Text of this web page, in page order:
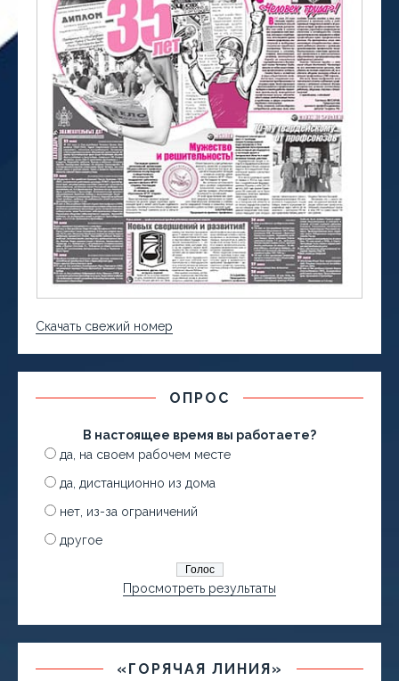
Скачать свежий номер
ОПРОС
В настоящее время вы работаете?
да, на своем рабочем месте
да, дистанционно из дома
нет, из-за ограничений
другое
Просмотреть результаты
«ГОРЯЧАЯ ЛИНИЯ»